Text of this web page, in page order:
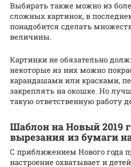
Выбирать также можно из
сложных картинок, в
понадобится сделать
величины.
Картинки не обязательно
некоторые из них можно
карандашами или красками,
закреплять на окошке. Но
такую ответственную работу
Шаблон на Новый 2019
вырезания из бумаги
С приближением Нового года
настроение охватывает и